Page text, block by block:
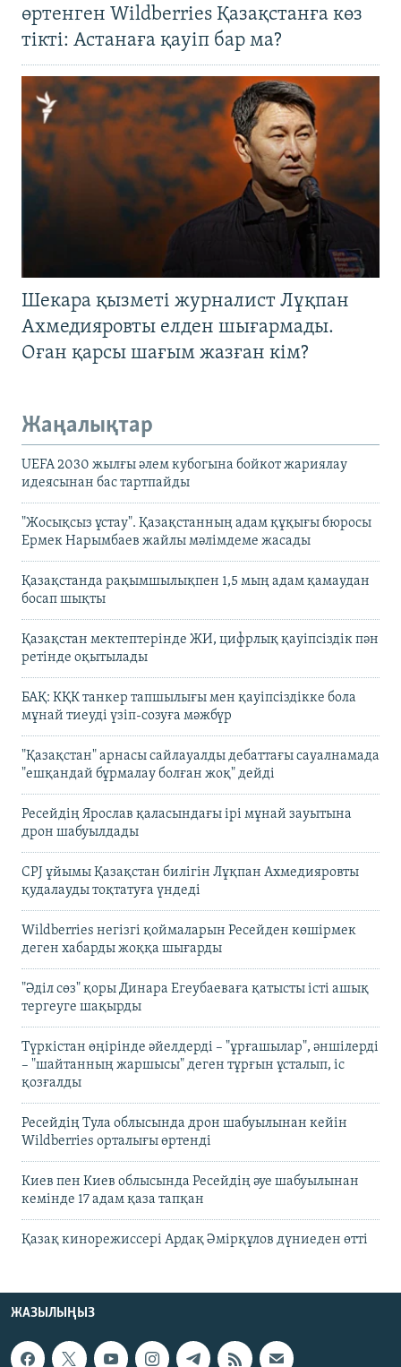
өртенген Wildberries Қазақстанға көз
тікті: Астанаға қауіп бар ма?
Шекара қызметі журналист Лұқпан
Ахмедияровты елден шығармады.
Оған қарсы шағым жазған кім?
Жаңалықтар
UEFA 2030 жылғы әлем кубогына бойкот жариялау
идеясынан бас тартпайды
"Жосықсыз ұстау". Қазақстанның адам құқығы бюросы
Ермек Нарымбаев жайлы мәлімдеме жасады
Қазақстанда рақымшылықпен 1,5 мың адам қамаудан
босап шықты
Қазақстан мектептерінде ЖИ, цифрлық қауіпсіздік пән
ретінде оқытылады
БАҚ: КҚК танкер тапшылығы мен қауіпсіздікке бола
мұнай тиеуді үзіп-созуға мәжбүр
"Қазақстан" арнасы сайлауалды дебаттағы сауалнамада
"ешқандай бұрмалау болған жоқ" дейді
Ресейдің Ярослав қаласындағы ірі мұнай зауытына
дрон шабуылдады
CPJ ұйымы Қазақстан билігін Лұқпан Ахмедияровты
қудалауды тоқтатуға үндеді
Wildberries негізгі қоймаларын Ресейден көшірмек
деген хабарды жоққа шығарды
"Әділ сөз" қоры Динара Егеубаеваға қатысты істі ашық
тергеуге шақырды
Түркістан өңірінде әйелдерді – "ұрғашылар", әншілерді
– "шайтанның жаршысы" деген тұрғын ұсталып, іс
қозғалды
Ресейдің Тула облысында дрон шабуылынан кейін
Wildberries орталығы өртенді
Киев пен Киев облысында Ресейдің әуе шабуылынан
кемінде 17 адам қаза тапқан
Қазақ кинорежиссері Ардақ Әмірқұлов дүниеден өтті
ЖАЗЫЛЫҢЫЗ